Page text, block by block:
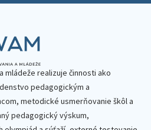
mládeže realizuje činnosti ako
pedagogickým a
metodické usmerňovanie škôl a
pedagogický výskum,